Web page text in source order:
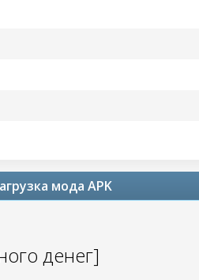
мода APK
денег]